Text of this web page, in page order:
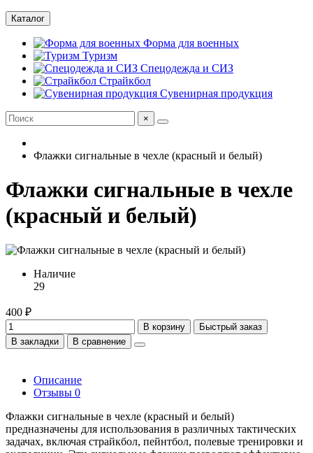
Каталог
Форма для военных
Туризм
Спецодежда и СИЗ
Страйкбол
Сувенирная продукция
×
Флажки сигнальные в чехле (красный и белый)
Флажки сигнальные в чехле
(красный и белый)
Наличие
29
400 ₽
В корзину
Быстрый заказ
В закладки
В сравнение
Описание
Отзывы 0
Флажки сигнальные в чехле (красный и белый)
предназначены для использования в различных тактических
задачах, включая страйкбол, пейнтбол, полевые тренировки и